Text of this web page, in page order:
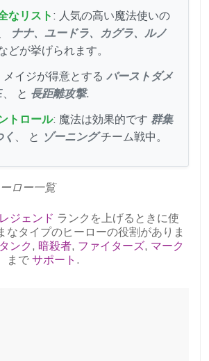
なリスト : 人気の高い魔法使いの
ナナ、ユードラ、カグラ、ルノ
などが挙げられます。
メイジが得意とする バーストダメ
、 と 長距離攻撃.
トロール: 魔法は効果的です 群集
く 、 と ゾーニングチーム戦中。
ロー一覧
ジェンド ランクを上げるときに使
なタイプのヒーローの役割がありま
タンク , 暗殺者, ファイターズ, マーク
まで サポート .